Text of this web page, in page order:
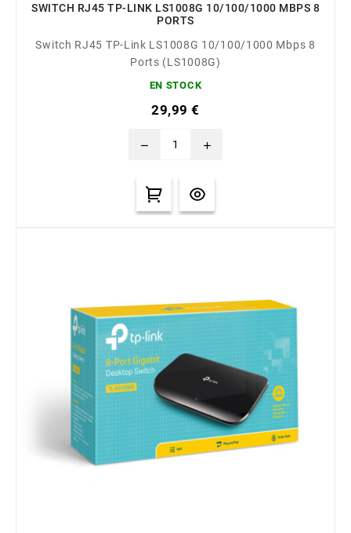
SWITCH RJ45 TP-LINK LS1008G 10/100/1000 MBPS 8
PORTS
Switch RJ45 TP-Link LS1008G 10/100/1000 Mbps 8
Ports (LS1008G)
EN STOCK
29,99 €
remove add